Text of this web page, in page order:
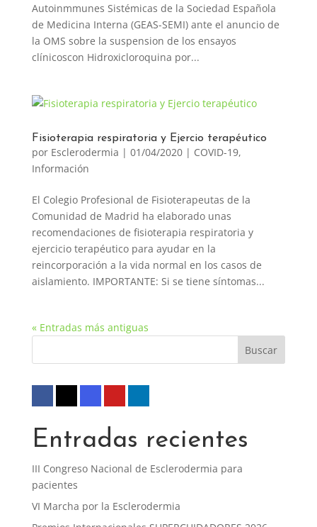
Autoinmmunes Sistémicas de la Sociedad Española
de Medicina Interna (GEAS-SEMI) ante el anuncio de
la OMS sobre la suspension de los ensayos
clínicoscon Hidroxicloroquina por...
Fisioterapia respiratoria y Ejercio terapéutico
por Esclerodermia | 01/04/2020| COVID-19,
Información
El Colegio Profesional de Fisioterapeutas de la
Comunidad de Madrid ha elaborado unas
recomendaciones de fisioterapia respiratoria y
ejercicio terapéutico para ayudar en la
reincorporación a la vida normal en los casos de
aislamiento. IMPORTANTE: Si se tiene síntomas...
« Entradas más antiguas
Entradas recientes
III Congreso Nacional de Esclerodermia para
pacientes
VI Marcha por la Esclerodermia